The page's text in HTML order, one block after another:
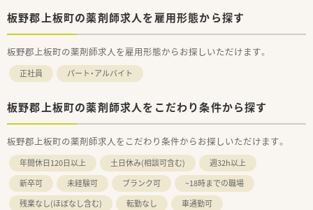
板野郡上板町の薬剤師求人を雇用形態から探す
板野郡上板町の薬剤師求人を雇用形態からお探しいただけます。
正社員 パート・アルバイト
板野郡上板町の薬剤師求人をこだわり条件から探す
板野郡上板町の薬剤師求人をこだわり条件からお探しいただけます。
年間休日120日以上 土日休み(相談可含む)
週32h以上
新卒可
未経験可 ブランク可
~18時までの職場
残業なし(ほぼなし含む)
転勤なし
車通勤可